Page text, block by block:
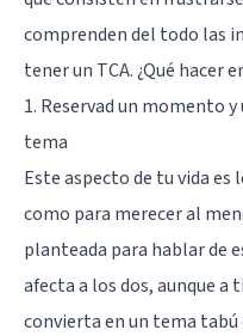
comprenden del todo las
tener un TCA. ¿Qué hacer
1. Reservad un momento
tema
Este aspecto de tu vida
como para merecer al
planteada para hablar de
afecta a los dos, aunque a
convierta en un tema tabú